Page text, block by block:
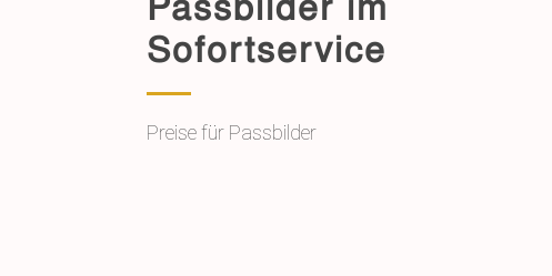
Sofortservice
Preise für Passbilder